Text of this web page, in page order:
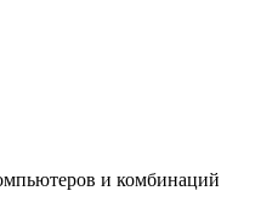
и комбинаций